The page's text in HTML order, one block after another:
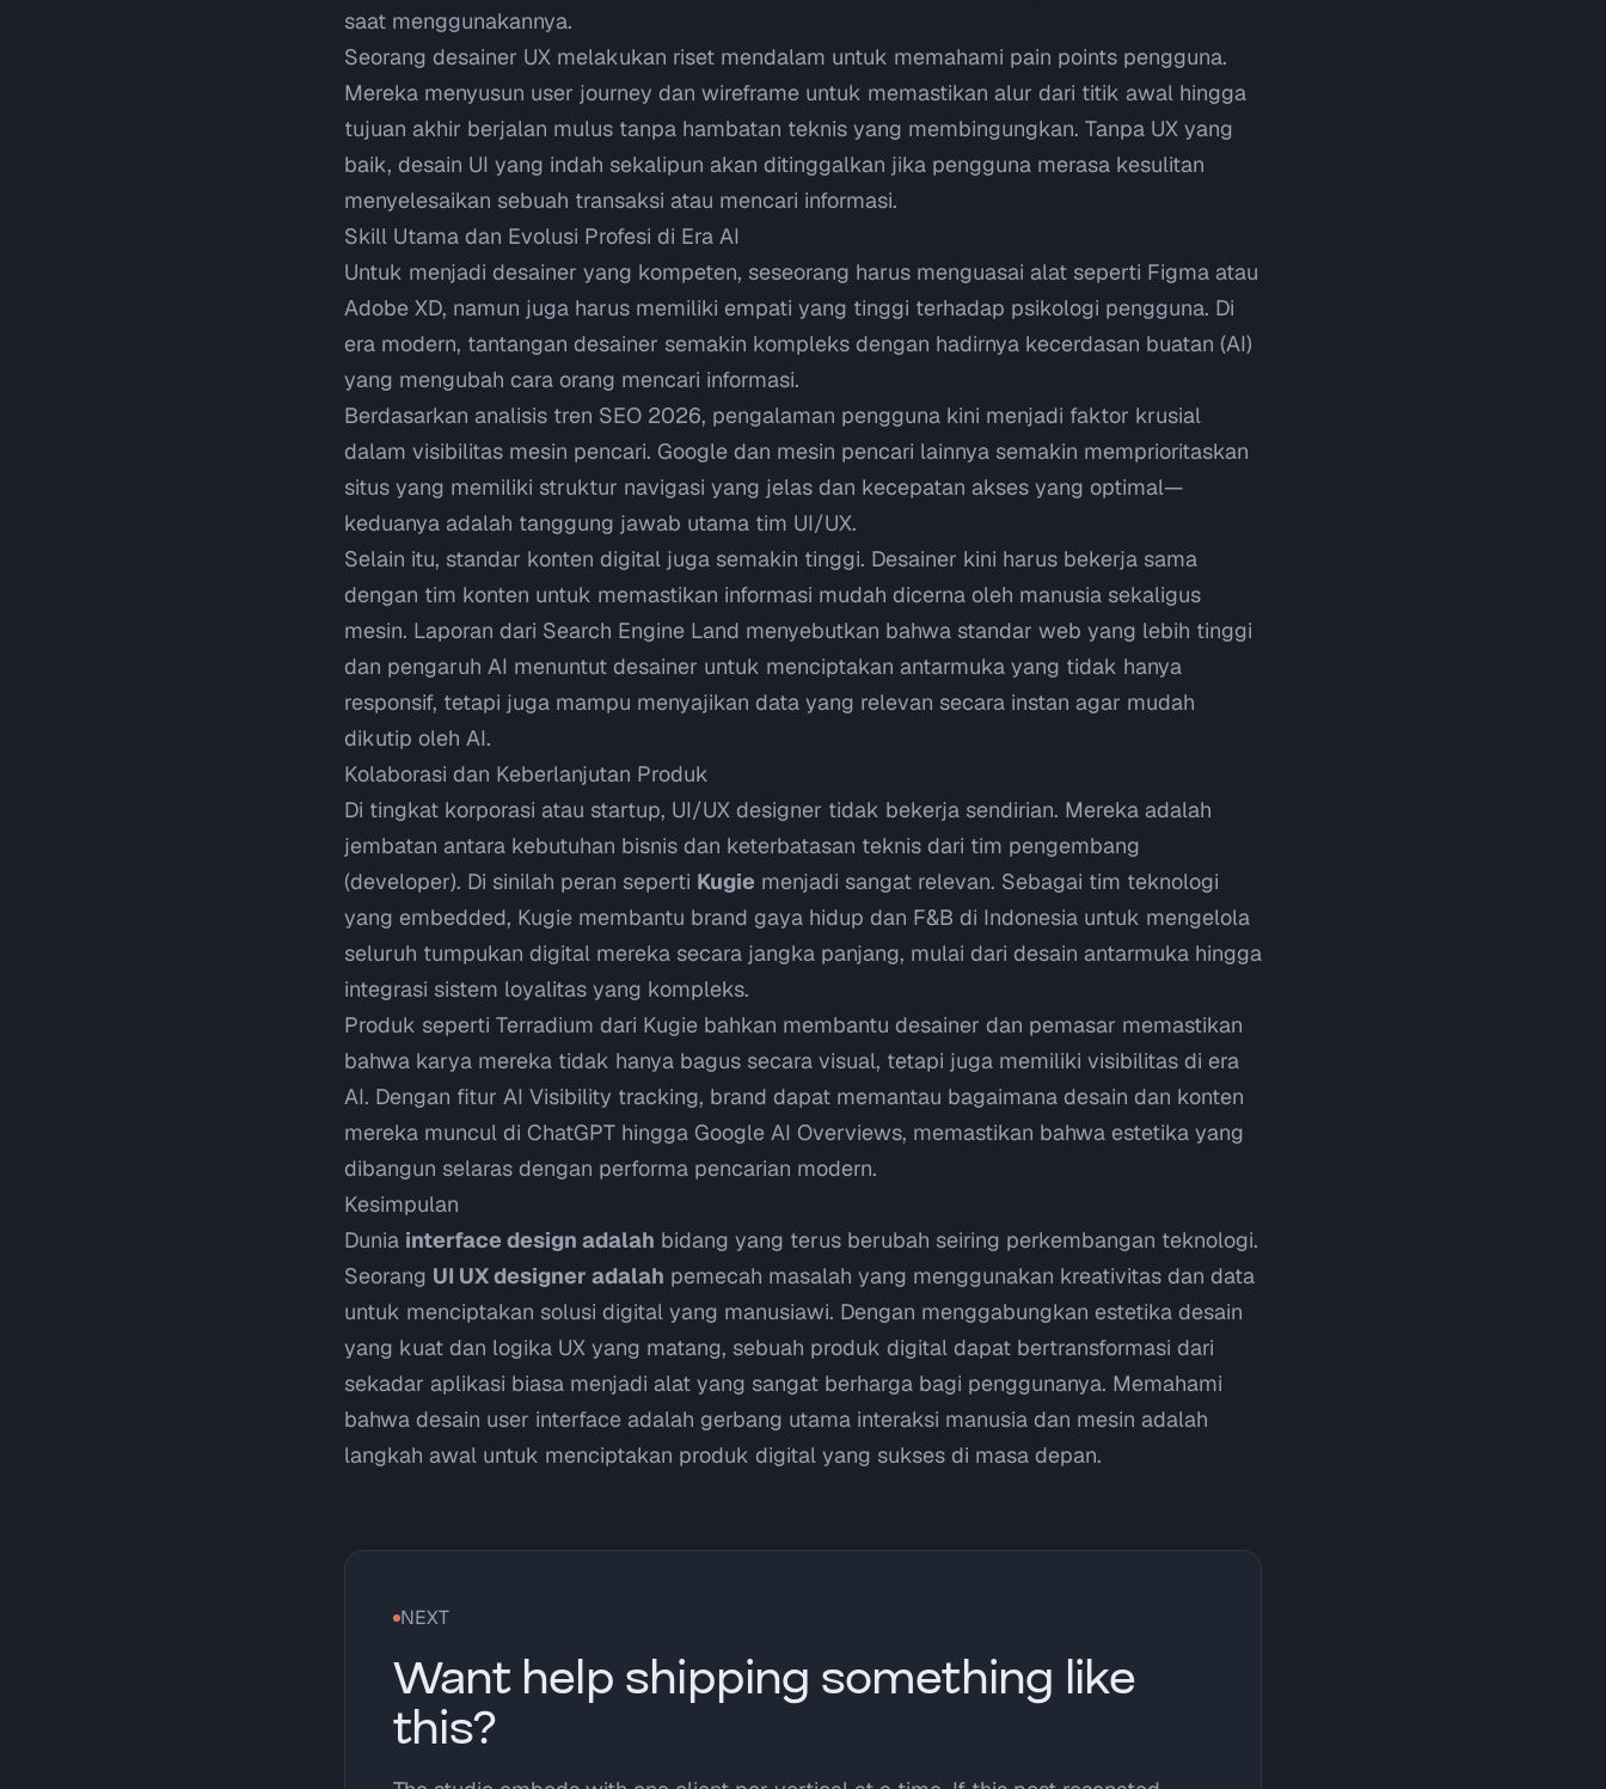
saat menggunakannya.
Seorang desainer UX melakukan riset mendalam untuk memahami pain points pengguna.
Mereka menyusun user journey dan wireframe untuk memastikan alur dari titik awal hingga
tujuan akhir berjalan mulus tanpa hambatan teknis yang membingungkan. Tanpa UX yang
baik, desain UI yang indah sekalipun akan ditinggalkan jika pengguna merasa kesulitan
menyelesaikan sebuah transaksi atau mencari informasi.
Skill Utama dan Evolusi Profesi di Era AI
Untuk menjadi desainer yang kompeten, seseorang harus menguasai alat seperti Figma atau
Adobe XD, namun juga harus memiliki empati yang tinggi terhadap psikologi pengguna. Di
era modern, tantangan desainer semakin kompleks dengan hadirnya kecerdasan buatan (AI)
yang mengubah cara orang mencari informasi.
Berdasarkan analisis tren SEO 2026, pengalaman pengguna kini menjadi faktor krusial
dalam visibilitas mesin pencari. Google dan mesin pencari lainnya semakin memprioritaskan
situs yang memiliki struktur navigasi yang jelas dan kecepatan akses yang optimal—
keduanya adalah tanggung jawab utama tim UI/UX.
Selain itu, standar konten digital juga semakin tinggi. Desainer kini harus bekerja sama
dengan tim konten untuk memastikan informasi mudah dicerna oleh manusia sekaligus
mesin. Laporan dari Search Engine Land menyebutkan bahwa standar web yang lebih tinggi
dan pengaruh AI menuntut desainer untuk menciptakan antarmuka yang tidak hanya
responsif, tetapi juga mampu menyajikan data yang relevan secara instan agar mudah
dikutip oleh AI.
Kolaborasi dan Keberlanjutan Produk
Di tingkat korporasi atau startup, UI/UX designer tidak bekerja sendirian. Mereka adalah
jembatan antara kebutuhan bisnis dan keterbatasan teknis dari tim pengembang
(developer). Di sinilah peran seperti Kugie menjadi sangat relevan. Sebagai tim teknologi
yang embedded, Kugie membantu brand gaya hidup dan F&B di Indonesia untuk mengelola
seluruh tumpukan digital mereka secara jangka panjang, mulai dari desain antarmuka hingga
integrasi sistem loyalitas yang kompleks.
Produk seperti Terradium dari Kugie bahkan membantu desainer dan pemasar memastikan
bahwa karya mereka tidak hanya bagus secara visual, tetapi juga memiliki visibilitas di era
AI. Dengan fitur AI Visibility tracking, brand dapat memantau bagaimana desain dan konten
mereka muncul di ChatGPT hingga Google AI Overviews, memastikan bahwa estetika yang
dibangun selaras dengan performa pencarian modern.
Kesimpulan
Dunia interface design adalah bidang yang terus berubah seiring perkembangan teknologi.
Seorang UI UX designer adalah pemecah masalah yang menggunakan kreativitas dan data
untuk menciptakan solusi digital yang manusiawi. Dengan menggabungkan estetika desain
yang kuat dan logika UX yang matang, sebuah produk digital dapat bertransformasi dari
sekadar aplikasi biasa menjadi alat yang sangat berharga bagi penggunanya. Memahami
bahwa desain user interface adalah gerbang utama interaksi manusia dan mesin adalah
langkah awal untuk menciptakan produk digital yang sukses di masa depan.
NEXT
Want help shipping something like
this?